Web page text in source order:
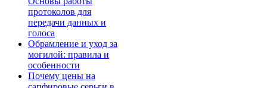
протоколов для
передачи данных и
голоса
Обрамление и уход за
могилой: правила и
особенности
Почему цены на